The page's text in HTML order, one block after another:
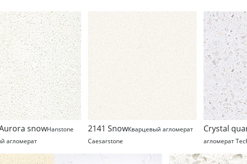
snowHanstone
агломерат
2141 SnowКварцевый агломерат
Caesarstone
Crystal
агломерат